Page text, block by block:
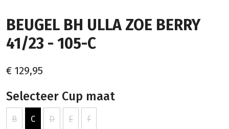
BEUGEL BH ULLA ZOE BERRY
41/23 - 105-C
€ 129,95
Selecteer Cup maat
B C D E F